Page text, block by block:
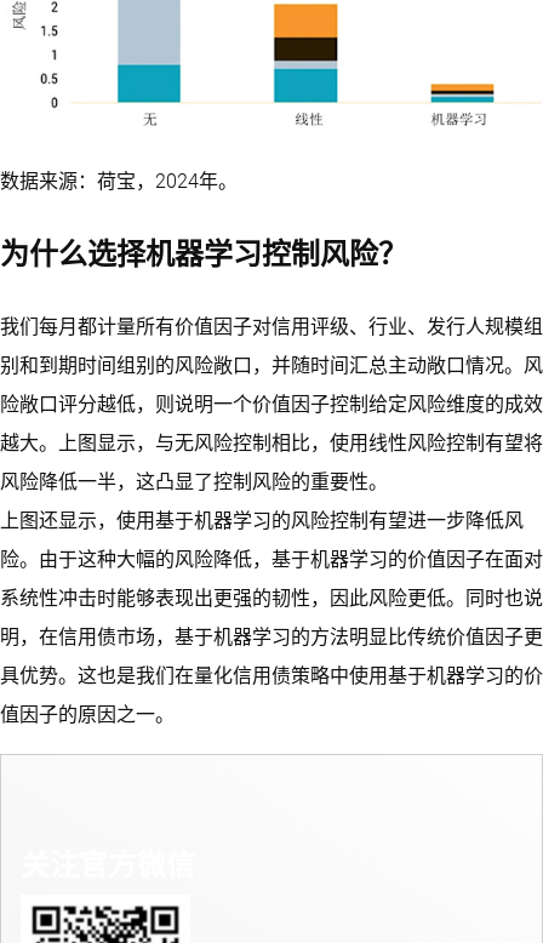
数据来源：荷宝，2024年。
为什么选择机器学习控制风险？
我们每月都计量所有价值因子对信用评级、行业、发行人规模组
别和到期时间组别的风险敞口，并随时间汇总主动敞口情况。风
险敞口评分越低，则说明一个价值因子控制给定风险维度的成效
越大。上图显示，与无风险控制相比，使用线性风险控制有望将
风险降低一半，这凸显了控制风险的重要性。
上图还显示，使用基于机器学习的风险控制有望进一步降低风
险。由于这种大幅的风险降低，基于机器学习的价值因子在面对
系统性冲击时能够表现出更强的韧性，因此风险更低。同时也说
明，在信用债市场，基于机器学习的方法明显比传统价值因子更
具优势。这也是我们在量化信用债策略中使用基于机器学习的价
值因子的原因之一。